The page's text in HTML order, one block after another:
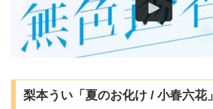
梨本うい「夏のお化け / 小春六花」